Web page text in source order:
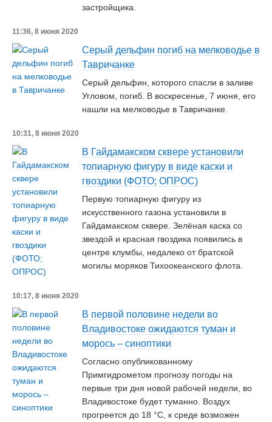
застройщика.
11:36, 8 июня 2020
Серый дельфин погиб на мелководье в
Тавричанке
Серый дельфин, которого спасли в заливе
Угловом, погиб. В воскресенье, 7 июня, его
нашли на мелководье в Тавричанке.
10:31, 8 июня 2020
В Гайдамакском сквере установили
топиарную фигуру в виде каски и
гвоздики (ФОТО; ОПРОС)
Первую топиарную фигуру из
искусственного газона установили в
Гайдамакском сквере. Зелёная каска со
звездой и красная гвоздика появились в
центре клумбы, недалеко от братской
могилы моряков Тихоокеанского флота.
10:17, 8 июня 2020
В первой половине недели во
Владивостоке ожидаются туман и
морось – синоптики
Согласно опубликованному
Примгидрометом прогнозу погоды на
первые три дня новой рабочей недели, во
Владивостоке будет туманно. Воздух
прогреется до 18 °С, к среде возможен